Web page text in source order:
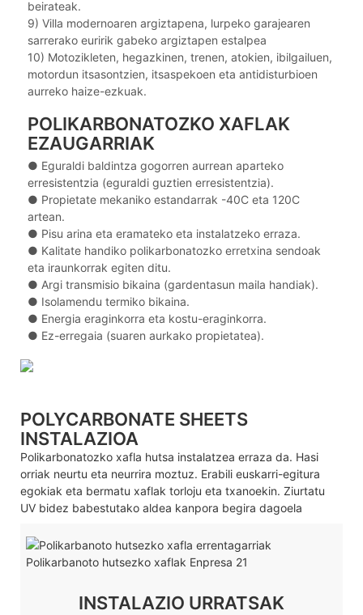
beirateak.
9) Villa modernoaren argiztapena, lurpeko garajearen
sarrerako euririk gabeko argiztapen estalpea
10) Motozikleten, hegazkinen, trenen, atokien, ibilgailuen,
motordun itsasontzien, itsaspekoen eta antidisturbioen
aurreko haize-ezkuak.
POLIKARBONATOZKO XAFLAK
EZAUGARRIAK
● Eguraldi baldintza gogorren aurrean aparteko
erresistentzia (eguraldi guztien erresistentzia).
● Propietate mekaniko estandarrak -40C eta 120C
artean.
● Pisu arina eta eramateko eta instalatzeko erraza.
● Kalitate handiko polikarbonatozko erretxina sendoak
eta iraunkorrak egiten ditu.
● Argi transmisio bikaina (gardentasun maila handiak).
● Isolamendu termiko bikaina.
● Energia eraginkorra eta kostu-eraginkorra.
● Ez-erregaia (suaren aurkako propietatea).
POLYCARBONATE SHEETS
INSTALAZIOA
Polikarbonatozko xafla hutsa instalatzea erraza da. Hasi
orriak neurtu eta neurrira moztuz. Erabili euskarri-egitura
egokiak eta bermatu xaflak torloju eta txanoekin. Ziurtatu
UV bidez babestutako aldea kanpora begira dagoela
INSTALAZIO URRATSAK